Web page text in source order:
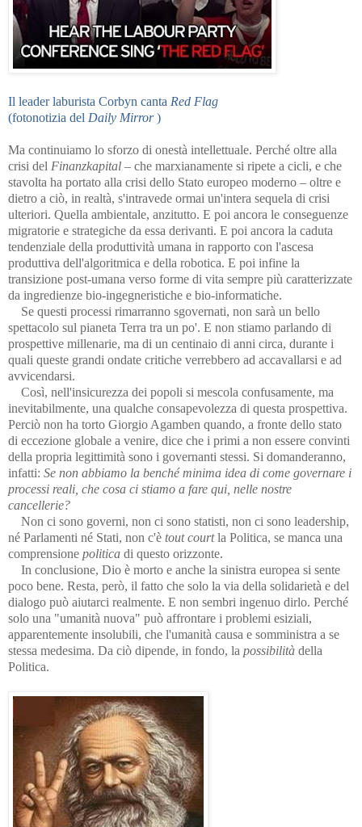
Il leader laburista Corbyn canta Red Flag
(fotonotizia del Daily Mirror)
Ma continuiamo lo sforzo di onestà intellettuale. Perché oltre alla
crisi del Finanzkapital – che marxianamente si ripete a cicli, e che
stavolta ha portato alla crisi dello Stato europeo moderno – oltre e
dietro a ciò, in realtà, s'intravede ormai un'intera sequela di crisi
ulteriori. Quella ambientale, anzitutto. E poi ancora le conseguenze
migratorie e strategiche da essa derivanti. E poi ancora la caduta
tendenziale della produttività umana in rapporto con l'ascesa
produttiva dell'algoritmica e della robotica. E poi infine la
transizione post-umana verso forme di vita sempre più caratterizzate
da ingredienze bio-ingegneristiche e bio-informatiche.
Se questi processi rimarranno sgovernati, non sarà un bello
spettacolo sul pianeta Terra tra un po'. E non stiamo parlando di
prospettive millenarie, ma di un centinaio di anni circa, durante i
quali queste grandi ondate critiche verrebbero ad accavallarsi e ad
avvicendarsi.
Così, nell'insicurezza dei popoli si mescola confusamente, ma
inevitabilmente, una qualche consapevolezza di questa prospettiva.
Perciò non ha torto Giorgio Agamben quando, a fronte dello stato
di eccezione globale a venire, dice che i primi a non essere convinti
della propria legittimità sono i governanti stessi. Si domanderanno,
infatti: Se non abbiamo la benché minima idea di come governare i
processi reali, che cosa ci stiamo a fare qui, nelle nostre
cancellerie?
Non ci sono governi, non ci sono statisti, non ci sono leadership,
né Parlamenti né Stati, non c'è tout courtla Politica, se manca una
comprensione politica di questo orizzonte.
In conclusione, Dio è morto e anche la sinistra europea si sente
poco bene. Resta, però, il fatto che solo la via della soli­da­rie­tà e del
dialogo può aiutarci realmente. E non sembri ingenuo dirlo. Per­ché
solo una "umanità nuova" può affrontare i problemi esiziali,
apparentemente insolubili, che l'umanità causa e somministra a se
stes­sa medesima. Da ciò dipende, in fondo, la possibilità della
Politica.